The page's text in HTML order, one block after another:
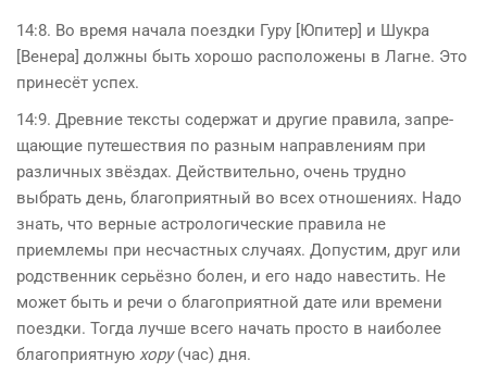
14:8. Во время начала поездки Гуру [Юпитер] и Шукра
[Венера] должны быть хорошо расположены в Лагне. Это
принесёт успех.
14:9. Древние тексты содержат и другие правила, запре­
щающие путе­шествия по разным направлениям при
различ­ных звёздах. Действительно, очень трудно
выбрать день, благоприятный во всех отношениях. Надо
знать, что верные астрологические правила не
приемлемы при несчастных случаях. Допустим, друг или
родственник серьёзно болен, и его надо навестить. Не
может быть и речи о благоприятной дате или времени
поездки. Тогда лучше всего начать просто в наиболее
благоприятную хору(час) дня.